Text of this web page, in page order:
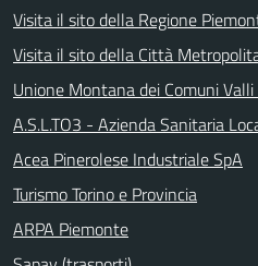
Visita il sito della Regione
Visita il sito della Città
Unione Montana dei Comuni
A.S.L.TO3 - Azienda Sanitaria
Acea Pinerolese Industriale SpA
Turismo Torino e Provincia
ARPA Piemonte